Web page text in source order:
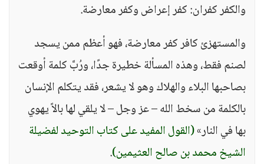
والكفر كفران: كفر إعراض وكفر معارضة.
والمستهزئ كافر كفر معارضة، فهو أعظم ممن يسجد
لصنم فقط، وهذه المسألة خطيرة جدًا، ورُبَّ كلمة أوقعت
بصاحبها البلاء والهلاك وهو لا يشعر، فقد يتكلم الإنسان
بالكلمة من سخط الله – عز وجل – لا يلقي لها بالاً يهوي
بها في النار»(القول المفيد على كتاب التوحيد لفضيلة
الشيخ محمد بن صالح العثيمين).